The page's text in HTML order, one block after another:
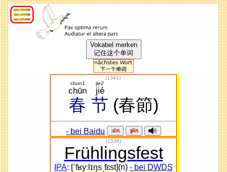
Vokabel merken
记住这个单词
(1341)
春
chūn
chun1
节
jié
jie2
(春節)
- bei Baidu
(1536)
Frühlingsfest
IPA: [ˈfʁyːlɪŋsˌfɛst](n) - bei DWDS